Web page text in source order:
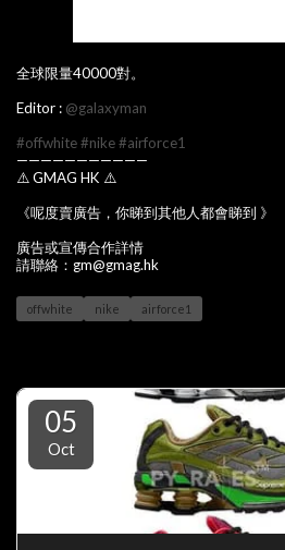
全球限量40000對。
Editor : @galaxyman
#offwhite#nike#airforce1
———————————
⚠️ GMAG HK ⚠️
《呢度賣廣告，你睇到其他人都會睇到 》
廣告或宣傳合作詳情
請聯絡：gm@gmag.hk
offwhite nike airforce1
05
Oct